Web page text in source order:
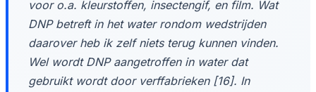
voor o.a. kleurstoffen, insectengif, en film. Wat
DNP betreft in het water rondom wedstrijden
daarover heb ik zelf niets terug kunnen vinden.
Wel wordt DNP aangetroffen in water dat
gebruikt wordt door verffabrieken [16]. In